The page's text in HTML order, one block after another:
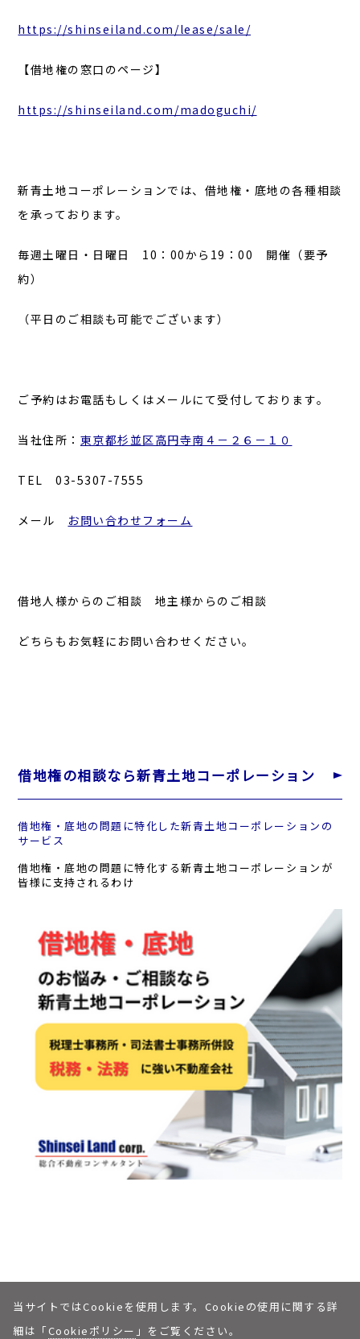
借地権の相談なら新青土地コーポレーション
借地権・底地の問題に特化した新青土地コーポレーションの
サービス
借地権・底地の問題に特化する新青土地コーポレーションが
皆様に支持されるわけ
https://shinseiland.com/lease/sale/
【借地権の窓口のページ】
https://shinseiland.com/madoguchi/
新青土地コーポレーションでは、借地権・底地の各種相談
を承っております。
毎週土曜日・日曜日 10：00から19：00 開催（要予
約）
（平日のご相談も可能でございます）
ご予約はお電話もしくはメールにて受付しております。
当社住所： 東京都杉並区高円寺南４－２６－１０
TEL 03-5307-7555
メール お問い合わせフォーム
借地人様からのご相談 地主様からのご相談
どちらもお気軽にお問い合わせください。
© Shinsei Land corp.
個人情報保護への取り組みについて 私たちについて
当サイトではCookieを使用します。Cookieの使用に関する詳
細は「Cookieポリシー 」をご覧ください。